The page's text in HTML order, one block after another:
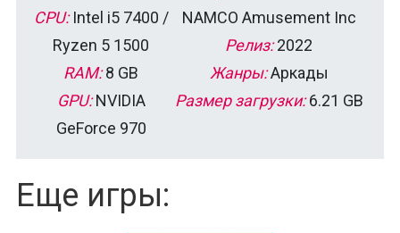
CPU:Intel i5 7400 /
Ryzen 5 1500
RAM:8 GB
GPU:NVIDIA
GeForce 970
NAMCO Amusement Inc
Релиз:2022
Жанры:Аркады
Размер загрузки:6.21 GB
Еще игры: